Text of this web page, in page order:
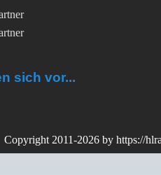
sich vor...
Copyright 2011-2026 by https://